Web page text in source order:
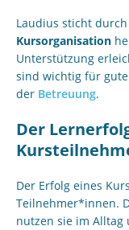
Laudius sticht
Kursorganisation
Unterstützung
sind wichtig für
der Betreuung.
Der
Der Erfolg eines
Teilnehmer*innen.
nutzen sie im